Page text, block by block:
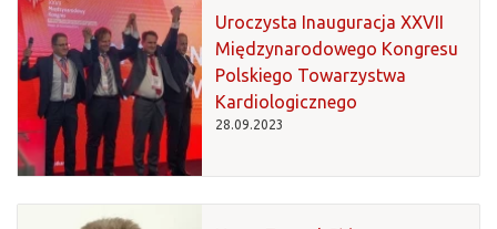
Uroczysta Inauguracja XXVII
Międzynarodowego Kongresu
Polskiego Towarzystwa
Kardiologicznego
28.09.2023